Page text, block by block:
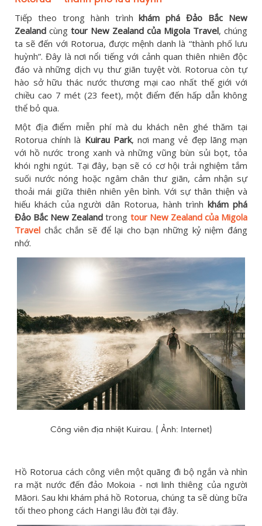
Tiếp theo trong hành trìnhkhám phá Đảo Bắc New
Zealand cùng tour New Zealand của Migola Travel, chúng
ta sẽ đến với Rotorua, được mệnh danh là “thành phố lưu
huỳnh”. Đây là nơi nổi tiếng với cảnh quan thiên nhiên độc
đáo và những dịch vụ thư giãn tuyệt vời. Rotorua còn tự
hào sở hữu thác nước thương mại cao nhất thế giới với
chiều cao 7 mét (23 feet), một điểm đến hấp dẫn không
thể bỏ qua.
Một địa điểm miễn phí mà du khách nên ghé thăm tại
Rotorua chính là Kuirau Park, nơi mang vẻ đẹp lãng mạn
với hồ nước trong xanh và những vũng bùn sủi bọt, tỏa
khói nghi ngút. Tại đây, bạn sẽ có cơ hội trải nghiệm tắm
suối nước nóng hoặc ngâm chân thư giãn, cảm nhận sự
thoải mái giữa thiên nhiên yên bình. Với sự thân thiện và
hiếu khách của người dân Rotorua, hành trìnhkhám phá
Đảo Bắc New Zealand trong tour New Zealand của Migola
Travel chắc chắn sẽ để lại cho bạn những kỷ niệm đáng
nhớ.
Công viên địa nhiệt Kuirau. ( Ảnh: Internet)
Hồ Rotorua cách công viên một quãng đi bộ ngắn và nhìn
ra mặt nước đến đảo Mokoia - nơi linh thiêng của người
Māori. Sau khi khám phá hồ Rotorua, chúng ta sẽ dùng bữa
tối theo phong cách Hangi lâu đời tại đây.